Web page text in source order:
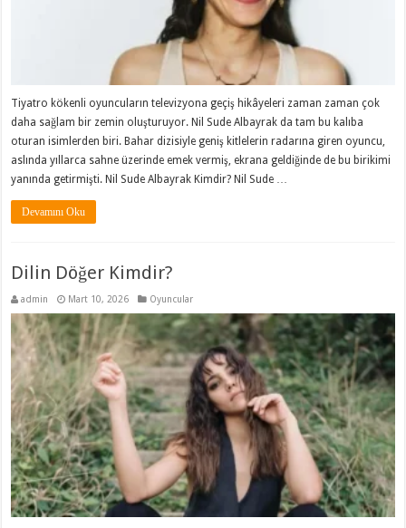
Tiyatro kökenli oyuncuların televizyona geçiş hikâyeleri zaman zaman çok
daha sağlam bir zemin oluşturuyor. Nil Sude Albayrak da tam bu kalıba
oturan isimlerden biri. Bahar dizisiyle geniş kitlelerin radarına giren oyuncu,
aslında yıllarca sahne üzerinde emek vermiş, ekrana geldiğinde de bu birikimi
yanında getirmişti. Nil Sude Albayrak Kimdir? Nil Sude …
Devamını Oku
Dilin Döğer Kimdir?
admin Mart 10, 2026 Oyuncular